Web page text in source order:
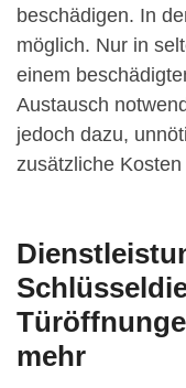
beschädigen. In
möglich. Nur in
einem
Austausch
jedoch dazu,
zusätzliche
mehr